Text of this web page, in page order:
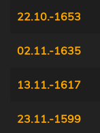
22.10.-1653
02.11.-1635
13.11.-1617
23.11.-1599